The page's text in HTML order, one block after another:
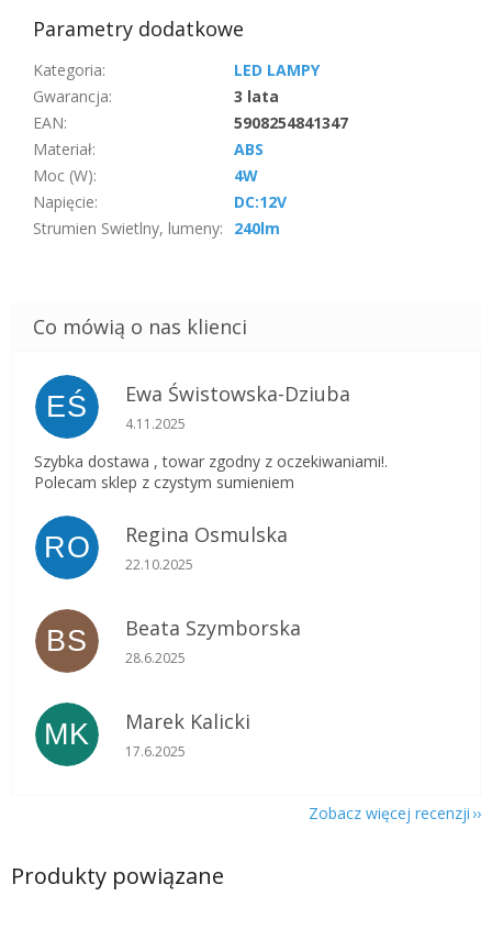
Produkty powiązane
Parametry dodatkowe
Kategoria:
LED LAMPY
Gwarancja:
3 lata
EAN:
5908254841347
Materiał:
ABS
Moc (W):
4W
Napięcie:
DC:12V
Strumien Swietlny, lumeny: 240lm
EŚ Ewa Świstowska-Dziuba
Ocena sklepu to 5 na 5 gwiazdek.
4.11.2025
Szybka dostawa , towar zgodny z oczekiwaniami!.
Polecam sklep z czystym sumieniem
RO Regina Osmulska
Ocena sklepu to 5 na 5 gwiazdek.
22.10.2025
BS Beata Szymborska
Ocena sklepu to 5 na 5 gwiazdek.
28.6.2025
MK Marek Kalicki
Ocena sklepu to 5 na 5 gwiazdek.
17.6.2025
Zobacz więcej recenzji